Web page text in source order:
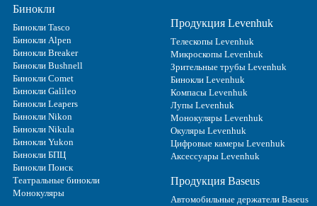
Бинокли
Бинокли Tasco
Бинокли Alpen
Бинокли Breaker
Бинокли Bushnell
Бинокли Comet
Бинокли Galileo
Бинокли Leapers
Бинокли Nikon
Бинокли Nikula
Бинокли Yukon
Бинокли БПЦ
Бинокли Поиск
Театральные бинокли
Монокуляры
Продукция Levenhuk
Телескопы Levenhuk
Микроскопы Levenhuk
Зрительные трубы Levenhuk
Бинокли Levenhuk
Компасы Levenhuk
Лупы Levenhuk
Монокуляры Levenhuk
Окуляры Levenhuk
Цифровые камеры Levenhuk
Аксессуары Levenhuk
Продукция Baseus
Автомобильные держатели Baseus